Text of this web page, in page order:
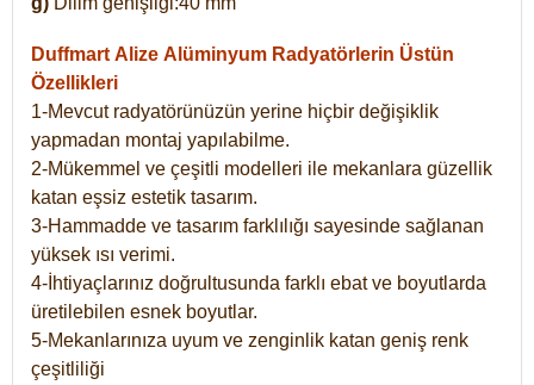
Duffmart Alize Alüminyum Radyatörlerin Üstün
Özellikleri
1-Mevcut radyatörünüzün yerine hiçbir değişiklik
yapmadan montaj yapılabilme.
2-Mükemmel ve çeşitli modelleri ile mekanlara güzellik
katan eşsiz estetik tasarım.
3-Hammadde ve tasarım farklılığı sayesinde sağlanan
yüksek ısı verimi.
4-İhtiyaçlarınız doğrultusunda farklı ebat ve boyutlarda
üretilebilen esnek boyutlar.
5-Mekanlarınıza uyum ve zenginlik katan geniş renk
çeşitliliği